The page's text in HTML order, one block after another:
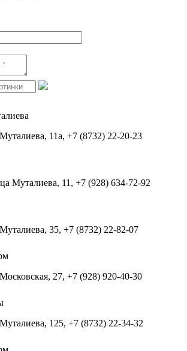
11а, +7 (8732) 22-20-23
Муталиева, 11, +7 (928) 634-72-92
35, +7 (8732) 22-82-07
27, +7 (928) 920-40-30
125, +7 (8732) 22-34-32